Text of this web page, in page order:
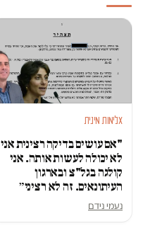
אלימות מינית
"אם עושים בדיקה רצינית אני
לא יכולה לעשות אותה. אני
קולגה בגל"צ ובארגון
העיתונאים. זה לא רציני״
נעמי נידם